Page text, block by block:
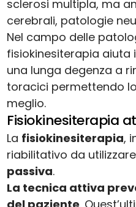
sclerosi multipla, ma
cerebrali, patologie
Nel campo delle
fisiokinesiterapia
una lunga degenza a
toracici permettendo
meglio.
Fisiokinesiterapia
La fisiokinesiterapia,
riabilitativo da
passiva.
La tecnica attiva